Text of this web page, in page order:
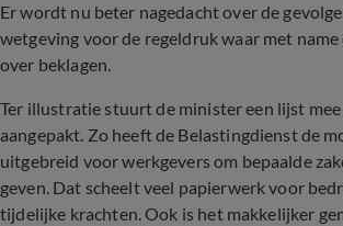
Er wordt nu beter nagedacht over de
wetgeving voor de regeldruk waar met
over beklagen.
Ter illustratie stuurt de minister een lijst mee
aangepakt. Zo heeft de Belastingdienst de
uitgebreid voor werkgevers om bepaalde
geven. Dat scheelt veel papierwerk voor
tijdelijke krachten. Ook is het makkelijker